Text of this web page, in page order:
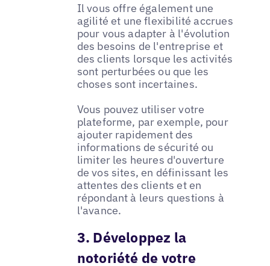
Il vous offre également une
agilité et une flexibilité accrues
pour vous adapter à l'évolution
des besoins de l'entreprise et
des clients lorsque les activités
sont perturbées ou que les
choses sont incertaines.
Vous pouvez utiliser votre
plateforme, par exemple, pour
ajouter rapidement des
informations de sécurité ou
limiter les heures d'ouverture
de vos sites, en définissant les
attentes des clients et en
répondant à leurs questions à
l'avance.
3. Développez la
notoriété de votre